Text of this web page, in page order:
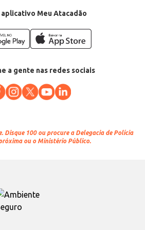
Meu Atacadão
a gente nas redes sociais
Disque 100 ou procure a Delegacia de Polícia
ou o Ministério Público.